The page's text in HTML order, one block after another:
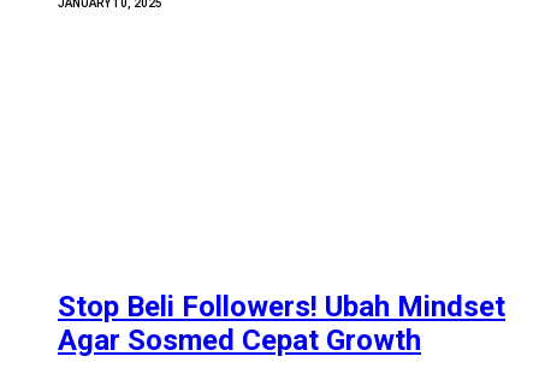
JANUARY 10, 2025
Stop Beli Followers! Ubah Mindset
Agar Sosmed Cepat Growth